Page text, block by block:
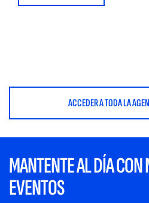
ACCEDER A TODA LA
MANTENTE AL DÍA CON
EVENTOS